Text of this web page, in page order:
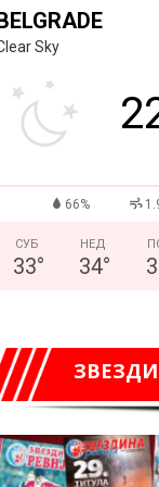
Sky
66%
СУБ
33°
НЕД
34°